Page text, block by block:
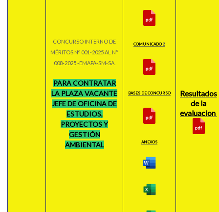
CONCURSO INTERNO DE
MÉRITOS Nº 001-2025 AL N°
008-2025 -EMAPA-SM-SA.
PARA CONTRATAR
LA PLAZA VACANTE
JEFE DE OFICINA DE
ESTUDIOS,
PROYECTOS Y
GESTIÓN
AMBIENTAL
COMUNICADO2
BASES DE CONCURSO
ANEXOS
Resultados
de la
evaluacion